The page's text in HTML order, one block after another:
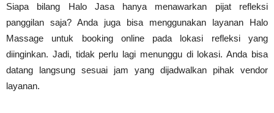
Siapa bilang Halo Jasa hanya menawarkan pijat refleksi
panggilan saja? Anda juga bisa menggunakan layanan Halo
Massage untuk booking online pada lokasi refleksi yang
diinginkan. Jadi, tidak perlu lagi menunggu di lokasi. Anda bisa
datang langsung sesuai jam yang dijadwalkan pihak vendor
layanan.